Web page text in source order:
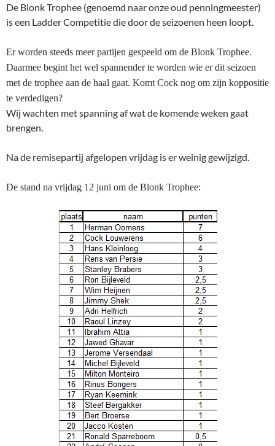
De Blonk Trophee (genoemd naar onze oud penningmeester)
is een Ladder Competitie die door de seizoenen heen loopt.
Er worden steeds meer partijen gespeeld om de Blonk Trophee.
Daarmee begint het wel spannender te worden wie er dit seizoen
met de trophee aan de haal gaat. Komt Cock nog om zijn koppositie
te verdedigen?
Wij wachten met spanning af wat de komende weken gaat
brengen.
Na de remisepartij afgelopen vrijdag is er weinig gewijzigd.
De stand na vrijdag 12 juni om de Blonk Trophee: